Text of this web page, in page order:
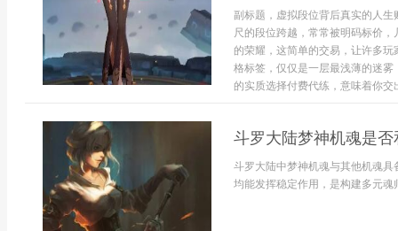
副标题，虚拟段位背后真实的人
尺的段位跨越，常常被明码标价
的荣耀，这简单的交易，让许多
格标签，仅仅是一层最浅薄的迷
的实质选择付费代练，意味着你交
斗罗大陆梦神机魂是
斗罗大陆中梦神机魂与其他机魂
均能发挥稳定作用，是构建多元